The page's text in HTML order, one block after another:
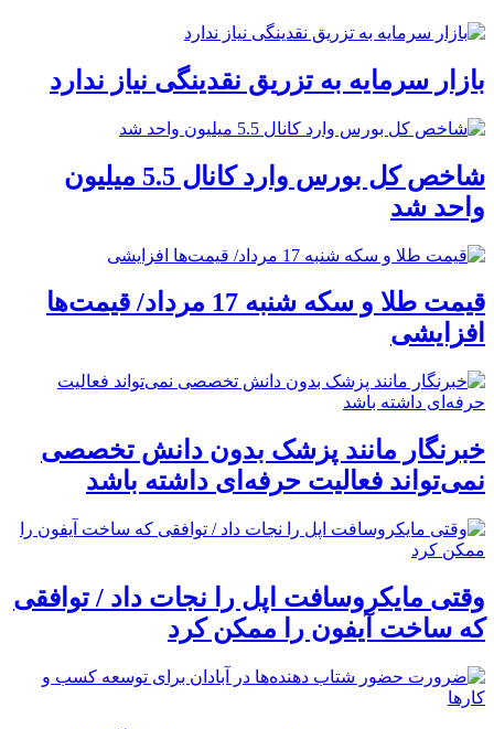
بازار سرمایه به تزریق نقدینگی نیاز ندارد
شاخص کل بورس وارد کانال 5.5 میلیون
واحد شد
قیمت طلا و سکه شنبه 17 مرداد/ قیمت‌ها
افزایشی
خبرنگار مانند پزشک بدون دانش تخصصی
نمی‌تواند فعالیت حرفه‌ای داشته باشد
وقتی مایکروسافت اپل را نجات داد / توافقی
که ساخت آیفون را ممکن کرد